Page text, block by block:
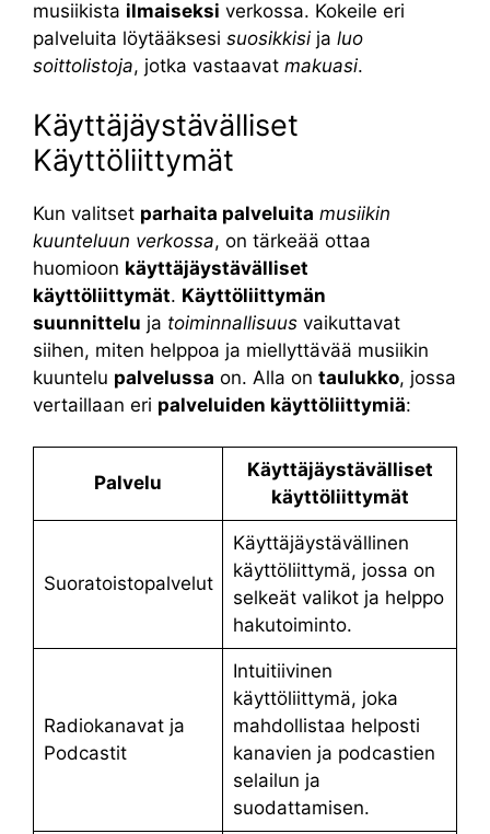
musiikista ilmaiseksi verkossa. Kokeile eri
palveluita löytääksesi suosikkisija luo
soittolistoja, jotka vastaavat makuasi.
Käyttäjäystävälliset
Käyttöliittymät
Kun valitset parhaita palveluita musiikin
kuunteluun verkossa, on tärkeää ottaa
huomioon käyttäjäystävälliset
käyttöliittymät. Käyttöliittymän
suunnittelu ja toiminnallisuus vaikuttavat
siihen, miten helppoa ja miellyttävää musiikin
kuuntelu palvelussa on. Alla on taulukko, jossa
vertaillaan eri palveluiden käyttöliittymiä:
Palvelu
Käyttäjäystävälliset
käyttöliittymät
Suoratoistopalvelut
Käyttäjäystävällinen
käyttöliittymä, jossa on
selkeät valikot ja helppo
hakutoiminto.
Radiokanavat ja
Podcastit
Intuitiivinen
käyttöliittymä, joka
mahdollistaa helposti
kanavien ja podcastien
selailun ja
suodattamisen.